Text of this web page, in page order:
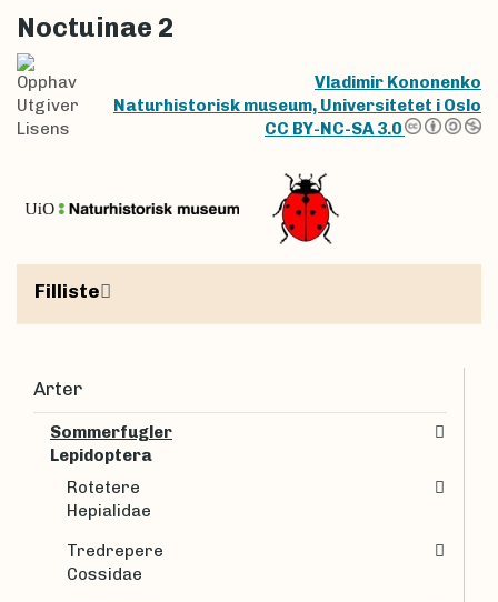
Noctuinae 2
Opphav
Vladimir Kononenko
Utgiver
Naturhistorisk museum, Universitetet i Oslo
Lisens
CC BY-NC-SA 3.0
Filliste
Arter
Sommerfugler
Lepidoptera
Rotetere
Hepialidae
Tredrepere
Cossidae